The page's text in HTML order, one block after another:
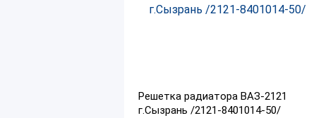
Решетка радиатора ВАЗ-2121
г.Сызрань /2121-8401014-50/